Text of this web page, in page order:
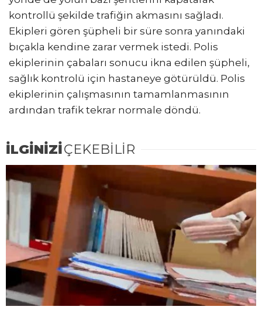
kontrollü şekilde trafiğin akmasını sağladı.
Ekipleri gören şüpheli bir süre sonra yanındaki
bıçakla kendine zarar vermek istedi. Polis
ekiplerinin çabaları sonucu ikna edilen şüpheli,
sağlık kontrolü için hastaneye götürüldü. Polis
ekiplerinin çalışmasının tamamlanmasının
ardından trafik tekrar normale döndü.
İLGİNİZİÇEKEBİLİR